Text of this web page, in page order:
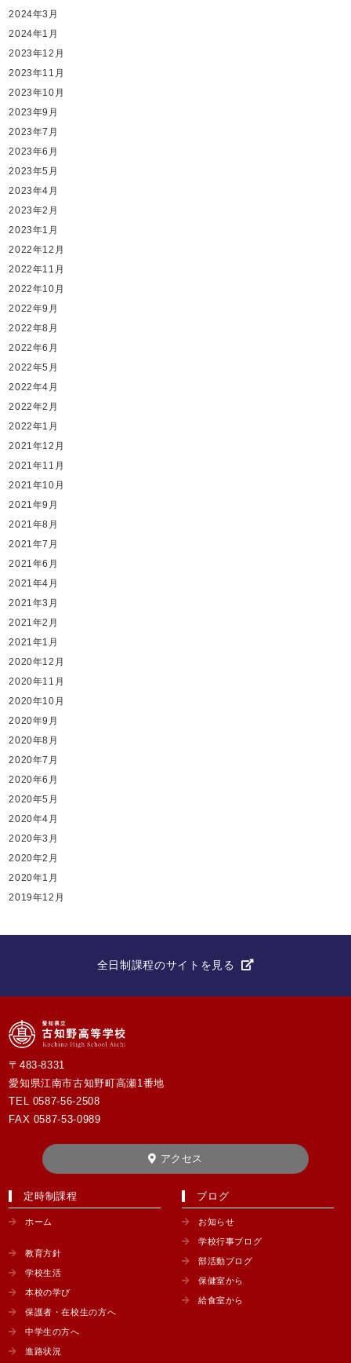
2024年3月
2024年1月
2023年12月
2023年11月
2023年10月
2023年9月
2023年7月
2023年6月
2023年5月
2023年4月
2023年2月
2023年1月
2022年12月
2022年11月
2022年10月
2022年9月
2022年8月
2022年6月
2022年5月
2022年4月
2022年2月
2022年1月
2021年12月
2021年11月
2021年10月
2021年9月
2021年8月
2021年7月
2021年6月
2021年4月
2021年3月
2021年2月
2021年1月
2020年12月
2020年11月
2020年10月
2020年9月
2020年8月
2020年7月
2020年6月
2020年5月
2020年4月
2020年3月
2020年2月
2020年1月
2019年12月
全日制課程のサイトを見る
〒483-8331
愛知県江南市古知野町高瀬1番地
TEL 0587-56-2508
FAX 0587-53-0989
アクセス
定時制課程
ホーム
教育方針
学校生活
本校の学び
保護者・在校生の方へ
中学生の方へ
進路状況
ブログ
お知らせ
学校行事ブログ
部活動ブログ
保健室から
給食室から